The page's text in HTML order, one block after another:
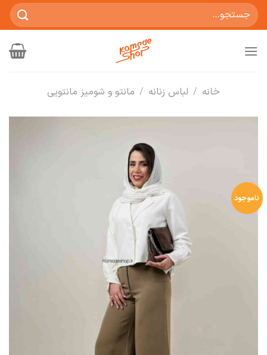
جستجو
برای:
خانه / لباس زنانه / مانتو و شومیز مانتویی
ناموجود